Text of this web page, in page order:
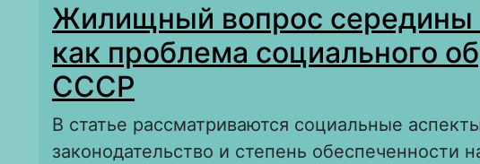
Жилищный вопрос середины
как проблема социального
СССР
В статье рассматриваются социальные
законодательство и степень